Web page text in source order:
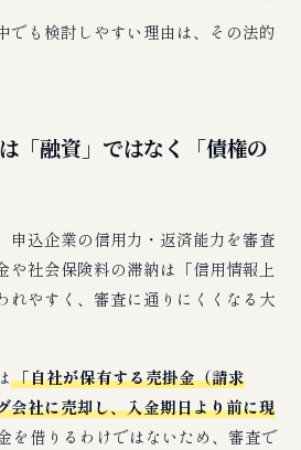
でも検討しやすい理由は、その法的
「融資」ではなく「債権の
申込企業の信用力・返済能力を審査
や社会保険料の滞納は「信用情報上
れやすく、審査に通りにくくなる大
「自社が保有する売掛金（請求
会社に売却し、入金期日より前に現
を借りるわけではないため、審査で